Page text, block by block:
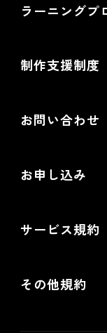
提携サービス
導入企業一覧
ラーニングプ
オープンセミ
制作支援制度
EC制作パー
お問い合わせ
導入検討Web
お申し込み
サービス規約
futureshop
その他規約